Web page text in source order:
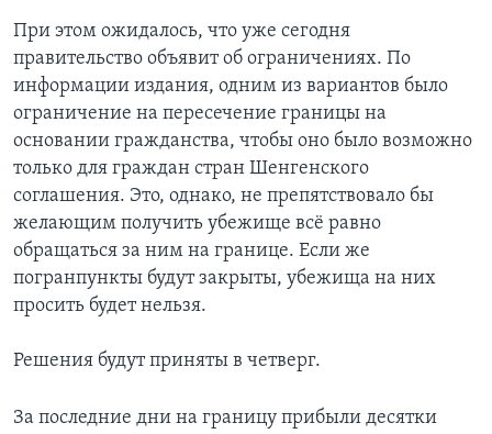
При этом ожидалось, что уже сегодня
правительство объявит об ограничениях. По
информации издания, одним из вариантов было
ограничение на пересечение границы на
основании гражданства, чтобы оно было возможно
только для граждан стран Шенгенского
соглашения. Это, однако, не препятствовало бы
желающим получить убежище всё равно
обращаться за ним на границе. Если же
погранпункты будут закрыты, убежища на них
просить будет нельзя.
Решения будут приняты в четверг.
За последние дни на границу прибыли десятки